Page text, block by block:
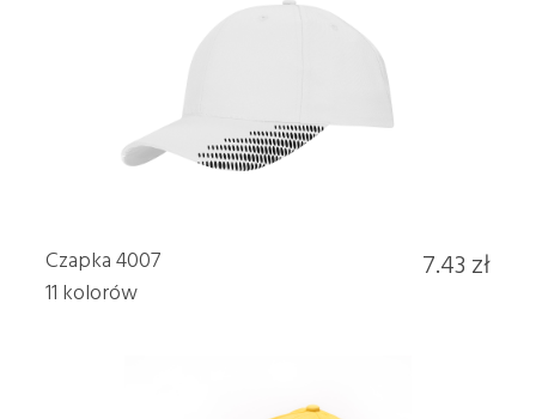
Czapka 4007
11 kolorów
7.43 zł